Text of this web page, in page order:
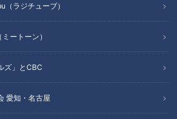
（ラジチューブ）
ートーン）
ズ」とCBC
愛知・名古屋
ん！
か…聞
型ドキ
呼ばれ
ドキュメンタリー「ピエロと呼